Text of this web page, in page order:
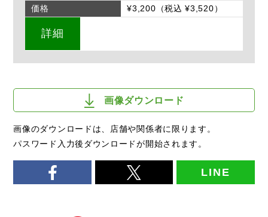
価格
¥3,200（税込 ¥3,520）
詳細
画像ダウンロード
画像のダウンロードは、店舗や関係者に限ります。
パスワード入力後ダウンロードが開始されます。
LINE